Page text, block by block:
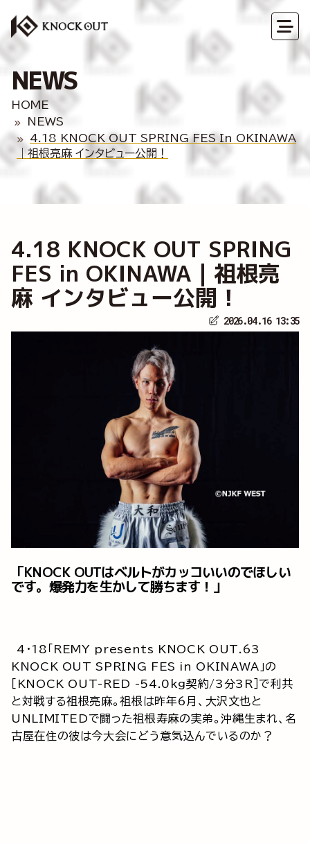
NEWS
HOME
NEWS
4.18 KNOCK OUT SPRING FES In OKINAWA
｜祖根亮麻 インタビュー公開！
4.18 KNOCK OUT SPRING
FES in OKINAWA｜祖根亮
麻 インタビュー公開！
2026.04.16 13:35
「KNOCK OUTはベルトがカッコいいのでほしい
です。爆発力を生かして勝ちます！」
4・18「REMY presents KNOCK OUT.63
KNOCK OUT SPRING FES in OKINAWA」の
［KNOCK OUT-RED -54.0kg契約/3分3R］で利共
と対戦する祖根亮麻。祖根は昨年6月、大沢文也と
UNLIMITEDで闘った祖根寿麻の実弟。沖縄生まれ、名
古屋在住の彼は今大会にどう意気込んでいるのか？